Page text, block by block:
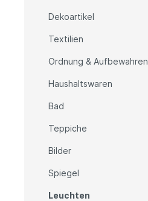
Dekoartikel
Textilien
Ordnung & Aufbewahren
Haushaltswaren
Bad
Teppiche
Bilder
Spiegel
Leuchten